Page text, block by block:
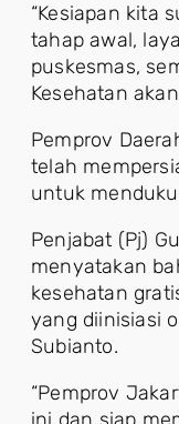
“Kesiapan kita
tahap awal,
puskesmas,
Kesehatan
Pemprov
telah
untuk
Penjabat (Pj)
menyatakan
kesehatan
yang diinisiasi
Subianto.
“Pemprov